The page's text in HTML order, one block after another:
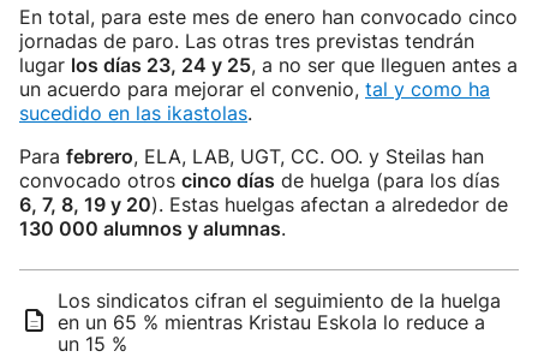
En total, para este mes de enero han convocado cinco
jornadas de paro. Las otras tres previstas tendrán
lugar los días 23, 24 y 25, a no ser que lleguen antes a
un acuerdo para mejorar el convenio, tal y como ha
sucedido en las ikastolas.
Para febrero, ELA, LAB, UGT, CC. OO. y Steilas han
convocado otros cinco días de huelga (para los días
6, 7, 8, 19 y 20). Estas huelgas afectan a alrededor de
130 000 alumnos y alumnas.
Los sindicatos cifran el seguimiento de la huelga
en un 65 % mientras Kristau Eskola lo reduce a
un 15 %